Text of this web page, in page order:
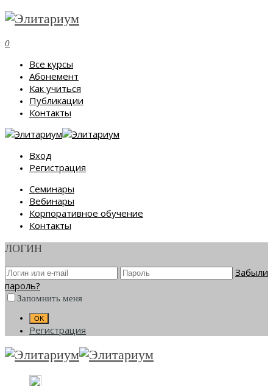
0
Все курсы
Абонемент
Как учиться
Публикации
Контакты
Вход
Регистрация
Семинары
Вебинары
Корпоративное обучение
Контакты
ЛОГИН
Забыли
пароль?
Запомнить меня
Регистрация